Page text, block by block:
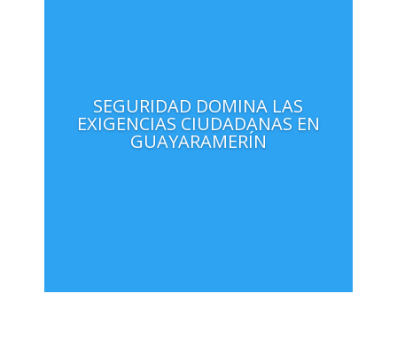
SEGURIDAD DOMINA LAS
EXIGENCIAS CIUDADANAS EN
GUAYARAMERÍN